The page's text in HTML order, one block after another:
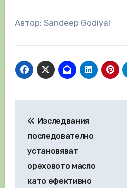
Автор: Sandeep Godiyal
Изследвания
последователно
установяват
ореховото масло
като ефективно